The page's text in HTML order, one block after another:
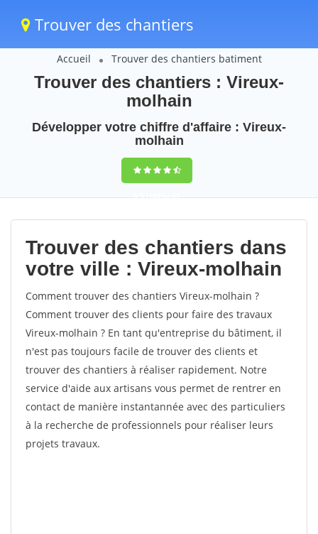
Trouver des chantiers
Accueil Trouver des chantiers batiment
Trouver des chantiers : Vireux-
molhain
Développer votre chiffre d'affaire : Vireux-
molhain
9,5(100%)47
votes
Trouver des chantiers dans
votre ville : Vireux-molhain
Comment trouver des chantiers Vireux-molhain ?
Comment trouver des clients pour faire des travaux
Vireux-molhain ? En tant qu'entreprise du bâtiment, il
n'est pas toujours facile de trouver des clients et
trouver des chantiers à réaliser rapidement. Notre
service d'aide aux artisans vous permet de rentrer en
contact de manière instantannée avec des particuliers
à la recherche de professionnels pour réaliser leurs
projets travaux.